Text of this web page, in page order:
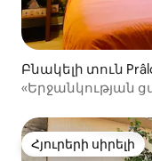
Բնակելի տուն
«Երջանկության
Հյուրերի սիրելի
Հյուրերի սիրելի